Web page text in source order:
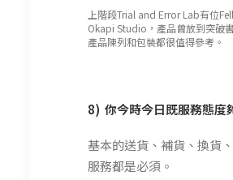
上階段Trial and Error Lab有位
Okapi Studio，產品曾放到突破
產品陳列和包裝都很值得參考。
8) 你今時今日既服務態度
基本的送貨、補貨、換貨
服務都是必須。